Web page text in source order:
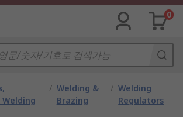
0
/ Welding &
Brazing
/ Welding
Regulators